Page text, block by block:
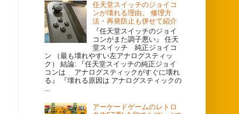
任天堂スイッチのジョイコ
ンが壊れる理由。 修理方
法・再発防止も併せて紹介
『任天堂スイッチのジョイ
コンがまた調子悪い』 任天
堂スイッチ 純正ジョイコ
ン （最も壊れやすい左アナログスティッ
ク） 結論: 『任天堂スイッチの純正ジョイ
コンは アナログスティックがすぐに壊れ
る』 『壊れる原因は アナログスティックの
アーケードゲームのレトロ